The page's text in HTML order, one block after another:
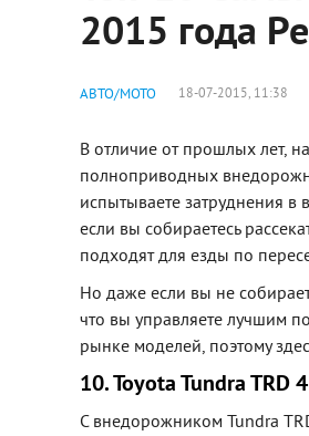
2015 года
АВТО/МОТО 18-07-2015, 11:38
В отличие от прошлых лет,
полноприводных
испытываете затруднения
если вы собираетесь
подходят для езды по
Но даже если вы не
что вы управляете лучшим
рынке моделей, поэтому
10. Toyota Tundra TRD
С внедорожником Tundra